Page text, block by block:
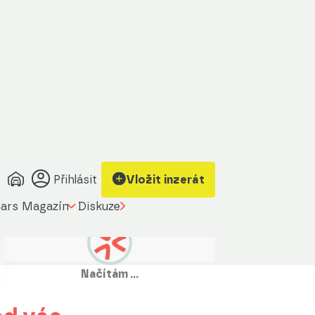
Přihlásit Vložit inzerát
Magazín Diskuze
Načítám …